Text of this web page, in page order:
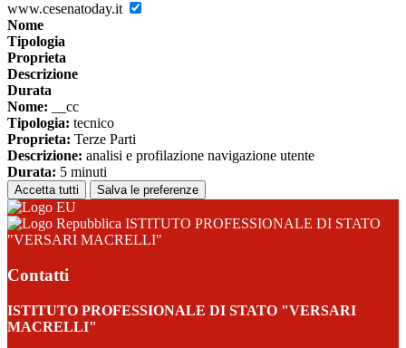
www.cesenatoday.it
Nome
Tipologia
Proprieta
Descrizione
Durata
Nome: __cc
Tipologia: tecnico
Proprieta: Terze Parti
Descrizione: analisi e profilazione navigazione utente
Durata: 5 minuti
Accetta tutti Salva le preferenze
ISTITUTO PROFESSIONALE DI STATO
"VERSARI MACRELLI"
Contatti
ISTITUTO PROFESSIONALE DI STATO "VERSARI
MACRELLI"